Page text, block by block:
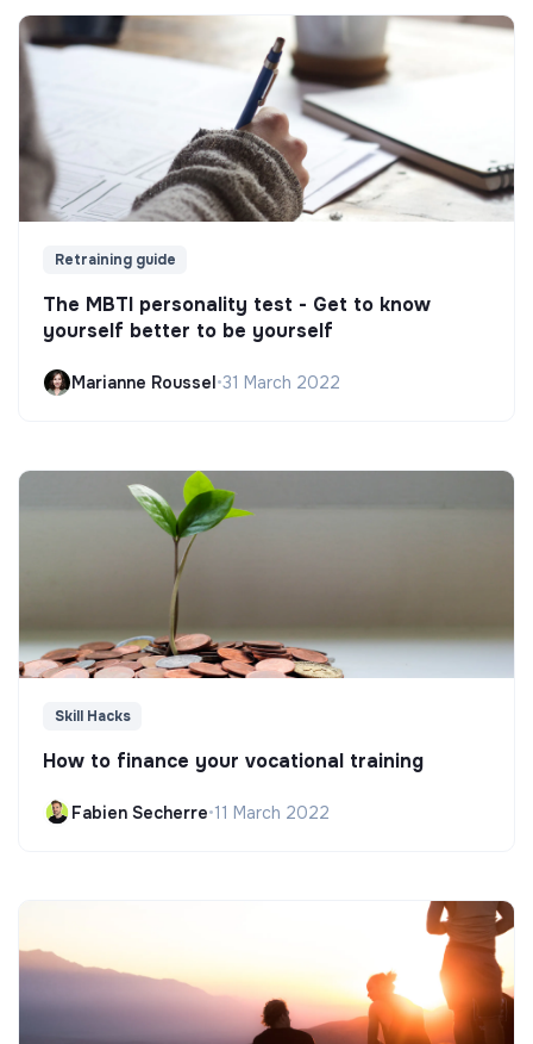
Retraining guide
The MBTI personality test - Get to know
yourself better to be yourself
Marianne Roussel•31 March 2022
Skill Hacks
How to finance your vocational training
Fabien Secherre•11 March 2022